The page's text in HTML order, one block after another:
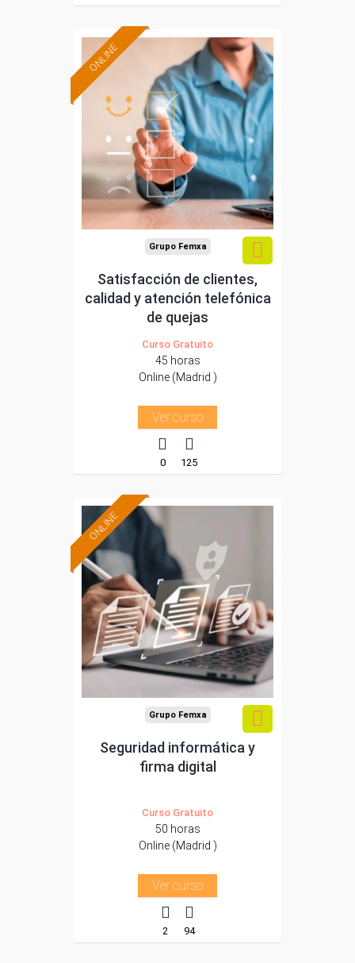
ONLINE
Formación 100%
subvencionada.
Para desempleados,
trabajadores y
autónomos de Madrid.
Para todos los sectores.
Grupo Femxa
Satisfacción de clientes,
calidad y atención telefónica
de quejas
Curso Gratuito
45 horas
Online (Madrid )
Ver curso
0 125
ONLINE
Formación 100%
subvencionada.
Para desempleados,
trabajadores y
autónomos de Madrid.
Para todos los sectores.
Grupo Femxa
Seguridad informática y
firma digital
Curso Gratuito
50 horas
Online (Madrid )
Ver curso
2 94